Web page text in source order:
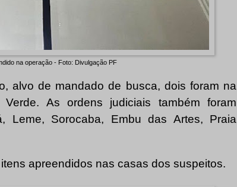
na operação - Foto: Divulgação PF
alvo de mandado de busca, dois foram na
As ordens judiciais também foram
Leme, Sorocaba, Embu das Artes, Praia
apreendidos nas casas dos suspeitos.